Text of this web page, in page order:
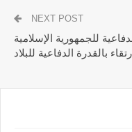
NEXT POST
للجمهورية الإسلامية
بالقدرة الدفاعية للبلاد